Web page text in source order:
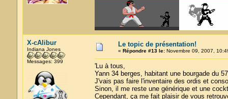
X-cAlibur
Indiana Jones
Messages: 399
Le topic de présentation!
« Répondre #13 le:Novembre 09, 2007,
'Lu à tous,
Yann 34 berges, habitant une bourgade du
J'vais pas faire l'inventaire des ordis et
Sinon, il me reste une générique et une
Cependant, ça me fait plaisir de vous